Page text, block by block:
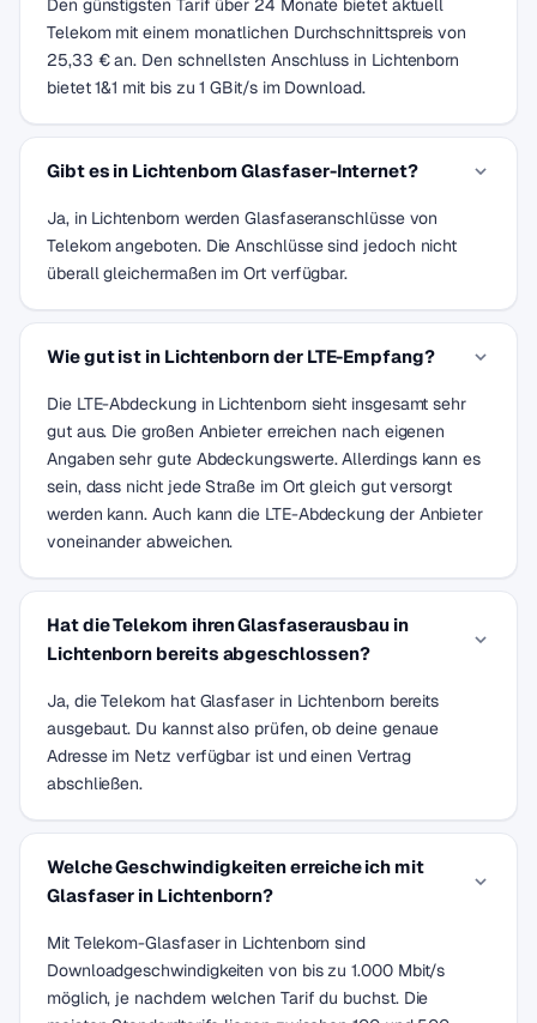
Den günstigsten Tarif über 24 Monate bietet aktuell
Telekom mit einem monatlichen Durchschnittspreis von
25,33 € an. Den schnellsten Anschluss in Lichtenborn
bietet 1&1 mit bis zu 1 GBit/s im Download.
Gibt es in Lichtenborn Glasfaser-Internet?
Ja, in Lichtenborn werden Glasfaseranschlüsse von
Telekom angeboten. Die Anschlüsse sind jedoch nicht
überall gleichermaßen im Ort verfügbar.
Wie gut ist in Lichtenborn der LTE-Empfang?
Die LTE-Abdeckung in Lichtenborn sieht insgesamt sehr
gut aus. Die großen Anbieter erreichen nach eigenen
Angaben sehr gute Abdeckungswerte. Allerdings kann es
sein, dass nicht jede Straße im Ort gleich gut versorgt
werden kann. Auch kann die LTE-Abdeckung der Anbieter
voneinander abweichen.
Hat die Telekom ihren Glasfaserausbau in
Lichtenborn bereits abgeschlossen?
Ja, die Telekom hat Glasfaser in Lichtenborn bereits
ausgebaut. Du kannst also prüfen, ob deine genaue
Adresse im Netz verfügbar ist und einen Vertrag
abschließen.
Welche Geschwindigkeiten erreiche ich mit
Glasfaser in Lichtenborn?
Mit Telekom-Glasfaser in Lichtenborn sind
Downloadgeschwindigkeiten von bis zu 1.000 Mbit/s
möglich, je nachdem welchen Tarif du buchst. Die